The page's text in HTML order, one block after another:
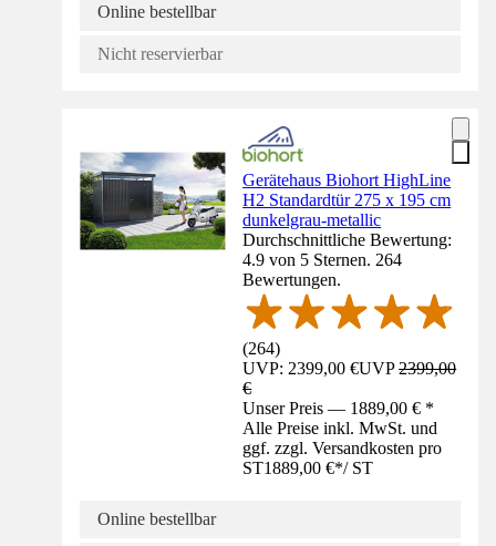
Online bestellbar
Nicht reservierbar
Gerätehaus Biohort HighLine
H2 Standardtür 275 x 195 cm
dunkelgrau-metallic
Durchschnittliche Bewertung:
4.9 von 5 Sternen. 264
Bewertungen.
(264)
UVP: 2399,00 €UVP2399,00
€
Unser Preis — 1889,00 € *
Alle Preise inkl. MwSt. und
ggf. zzgl. Versandkosten pro
ST1889,00 €*/ ST
Online bestellbar